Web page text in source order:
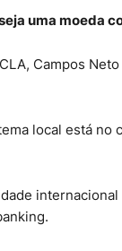
uma moeda
Campos
local está no